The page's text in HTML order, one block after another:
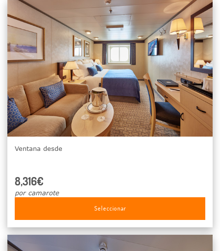
Ventana desde
8,316€
por camarote
Seleccionar